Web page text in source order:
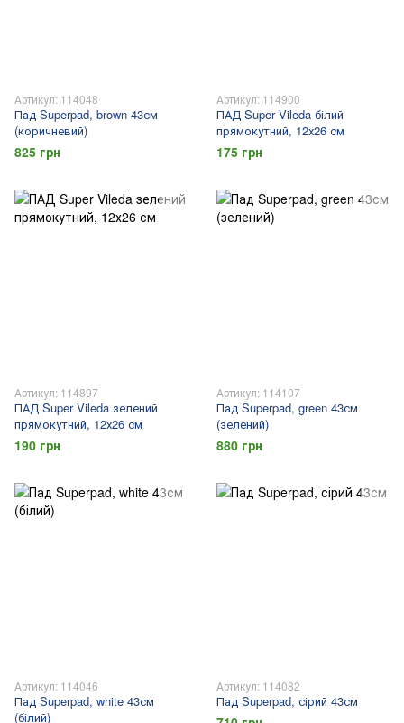
Артикул: 114048
Пад Superpad, brown 43см
(коричневий)
825 грн
Артикул: 114900
ПАД Super Vileda білий
прямокутний, 12х26 см
175 грн
Артикул: 114897
ПАД Super Vileda зелений
прямокутний, 12х26 см
190 грн
Артикул: 114107
Пад Superpad, green 43см
(зелений)
880 грн
Артикул: 114046
Пад Superpad, white 43см
(білий)
Артикул: 114082
Пад Superpad, сірий 43см